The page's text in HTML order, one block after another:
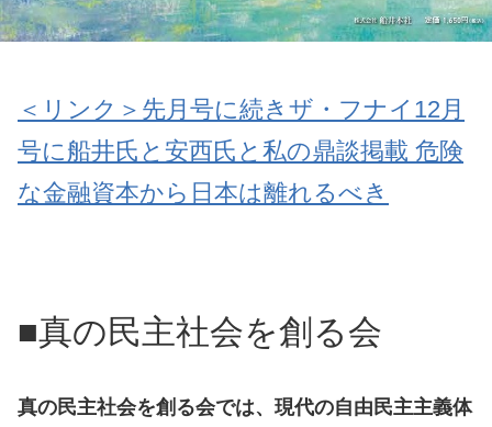
＜リンク＞先月号に続きザ・フナイ12月
号に船井氏と安西氏と私の鼎談掲載 危険
な金融資本から日本は離れるべき
■真の民主社会を創る会
真の民主社会を創る会では、現代の自由民主主義体